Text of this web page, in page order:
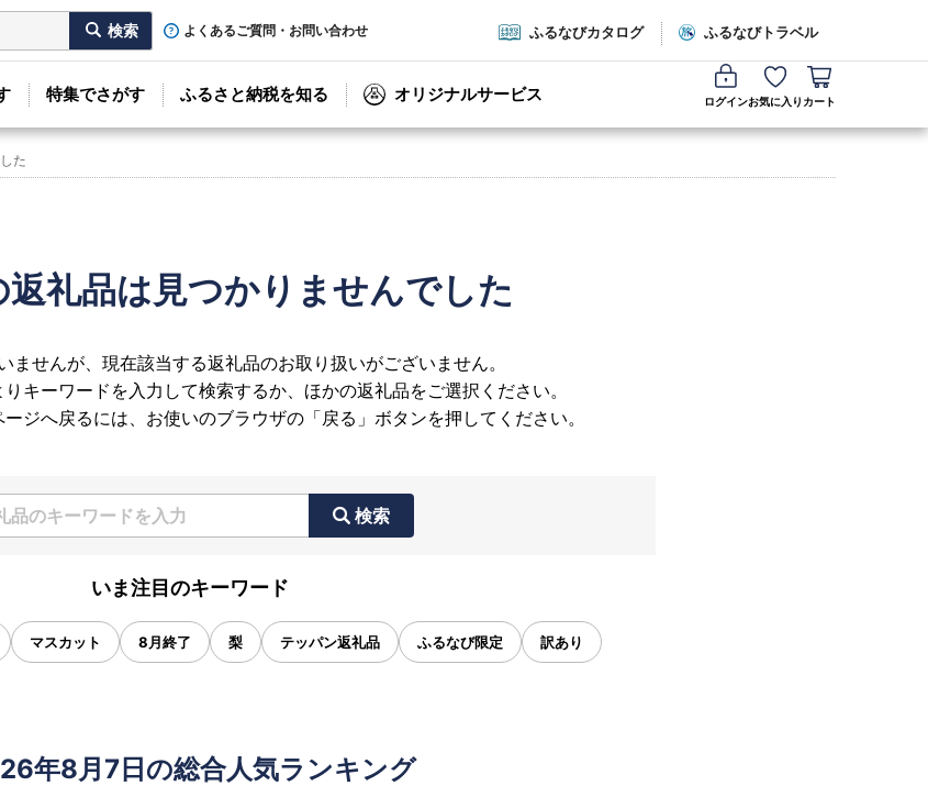
よくあるご質問・お問い合わせ ふるなびカタログ ふるなびトラベル
特集でさがす ふるさと納税を知る オリジナルサービス ログインお気に入り カート
た
返礼品は見つかりませんでした
ませんが、現在該当する返礼品のお取り扱いがございません。
キーワードを入力して検索するか、ほかの返礼品をご選択ください。
ジへ戻るには、お使いのブラウザの「戻る」ボタンを押してください。
検索
いま注目のキーワード
マスカット 8月終了 梨 テッパン返礼品 ふるなび限定 訳あり
年8月7日の総合人気ランキング